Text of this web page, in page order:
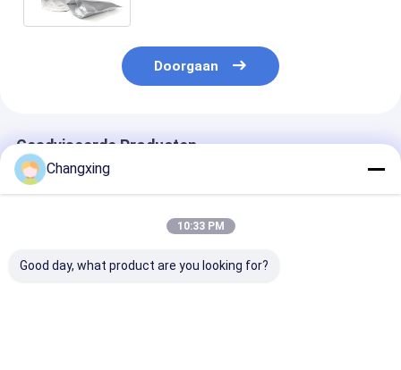
Doorgaan
Geadviseerde Producten
Changxing
10:33 PM
Good day, what product are you looking for?